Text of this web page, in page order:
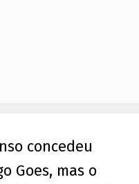
concedeu
Goes, mas o